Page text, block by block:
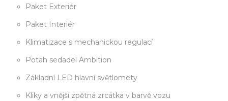
Paket Exteriér
Paket Interiér
Klimatizace s mechanickou regulací
Potah sedadel Ambition
Základní LED hlavní světlomety
Kliky a vnější zpětná zrcátka v barvě vozu